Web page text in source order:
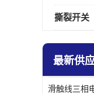
撕裂开关
最新供
滑触线三相